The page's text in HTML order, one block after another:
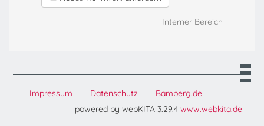
Interner Bereich
Impressum Datenschutz
Bamberg.de
powered by webKITA 3.29.4 www.webkita.de